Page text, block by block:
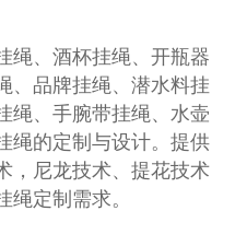
绳、酒杯挂绳、开瓶器
、品牌挂绳、潜水料挂
绳、手腕带挂绳、水壶
绳的定制与设计。提供
，尼龙技术、提花技术
定制需求。